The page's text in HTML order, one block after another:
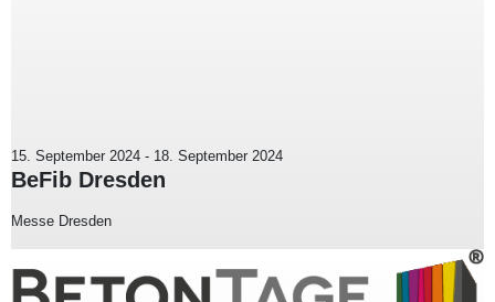
15. September 2024 - 18. September 2024
BeFib Dresden
Messe Dresden